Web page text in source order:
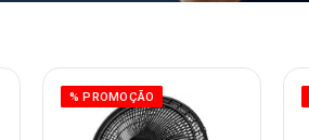
% PROMOÇÃO